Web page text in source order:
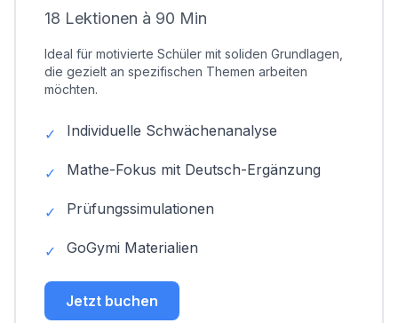
18 Lektionen à 90 Min
Ideal für motivierte Schüler mit soliden Grundlagen,
die gezielt an spezifischen Themen arbeiten
möchten.
✓ Individuelle Schwächenanalyse
✓ Mathe-Fokus mit Deutsch-Ergänzung
✓ Prüfungssimulationen
✓ GoGymi Materialien
Jetzt buchen